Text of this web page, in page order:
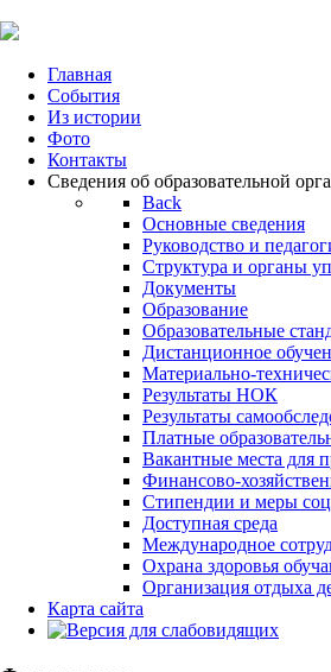
Главная
События
Из истории
Фото
Контакты
Сведения об образовательной
Back
Основные сведения
Руководство и
Структура и органы
Документы
Образование
Образовательные
Дистанционное
Материально-
Результаты НОК
Результаты
Платные
Вакантные места для
Финансово-
Стипендии и меры
Доступная среда
Международное
Охрана здоровья
Организация отдыха
Карта сайта